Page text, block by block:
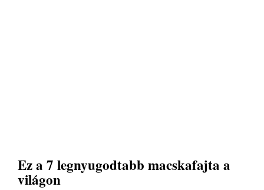
Ez a 7 legnyugodtabb macskafajta a
világon